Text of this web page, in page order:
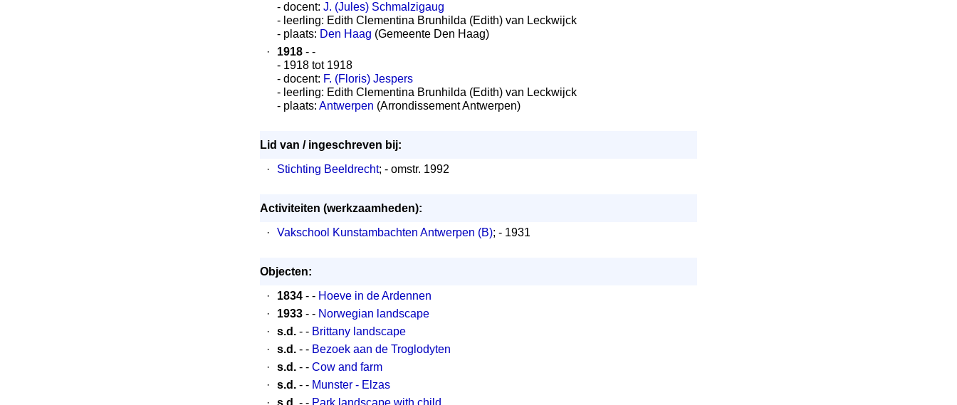
- docent: J. (Jules) Schmalzigaug
- leerling: Edith Clementina Brunhilda (Edith) van Leckwijck
- plaats: Den Haag (Gemeente Den Haag)
·
1918 - -
- 1918 tot 1918
- docent: F. (Floris) Jespers
- leerling: Edith Clementina Brunhilda (Edith) van Leckwijck
- plaats: Antwerpen (Arrondissement Antwerpen)
Lid van / ingeschreven bij:
·
Stichting Beeldrecht; - omstr. 1992
Activiteiten (werkzaamheden):
·
Vakschool Kunstambachten Antwerpen (B); - 1931
Objecten:
·
1834 - - Hoeve in de Ardennen
·
1933 - - Norwegian landscape
·
s.d. - - Brittany landscape
·
s.d. - - Bezoek aan de Troglodyten
·
s.d. - - Cow and farm
·
s.d. - - Munster - Elzas
·
s.d. - - Park landscape with child